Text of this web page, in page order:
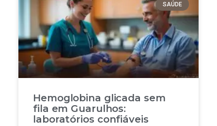
SAÚDE
Hemoglobina glicada sem
fila em Guarulhos:
laboratórios confiáveis